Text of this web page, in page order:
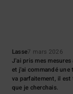
Lasse7 mars 2026
J'ai pris mes
et j'ai commandé
va parfaitement, il
que je cherchais.